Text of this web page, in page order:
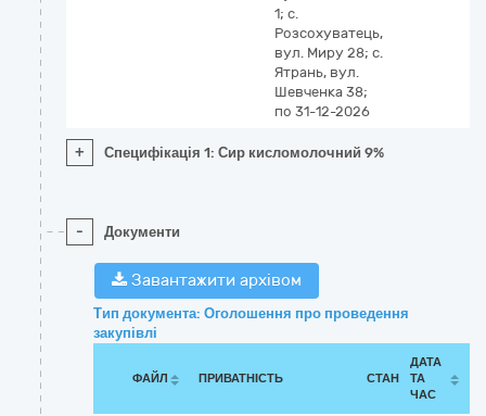
1; с.
Розсохуватець,
вул. Миру 28; с.
Ятрань, вул.
Шевченка 38;
по 31-12-2026
+ Специфікація 1: Сир кисломолочний 9%
- Документи
Завантажити архівом
Тип документа: Оголошення про проведення
закупівлі
ФАЙЛ ПРИВАТНІСТЬ СТАН
ДАТА
ТА
ЧАС